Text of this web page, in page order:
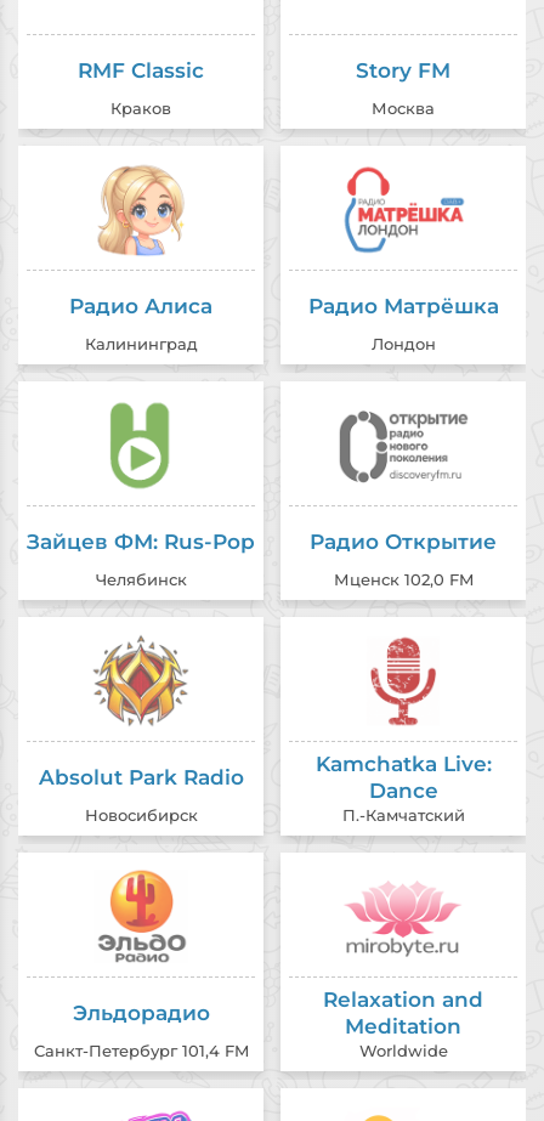
RMF Classic
Краков
Story FM
Москва
Радио Алиса
Калининград
Радио Матрёшка
Лондон
Зайцев ФМ: Rus-Pop
Челябинск
Радио Открытие
Мценск 102,0 FM
Absolut Park Radio
Новосибирск
Kamchatka Live:
Dance
П.-Камчатский
Эльдорадио
Санкт-Петербург 101,4 FM
Relaxation and
Meditation
Worldwide